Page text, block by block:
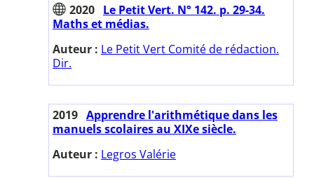
2020 Le Petit Vert. N° 142. p. 29-34.
Maths et médias.
Auteur : Le Petit Vert Comité de rédaction.
Dir.
2019 Apprendre l'arithmétique dans les
manuels scolaires au XIXe siècle.
Auteur : Legros Valérie